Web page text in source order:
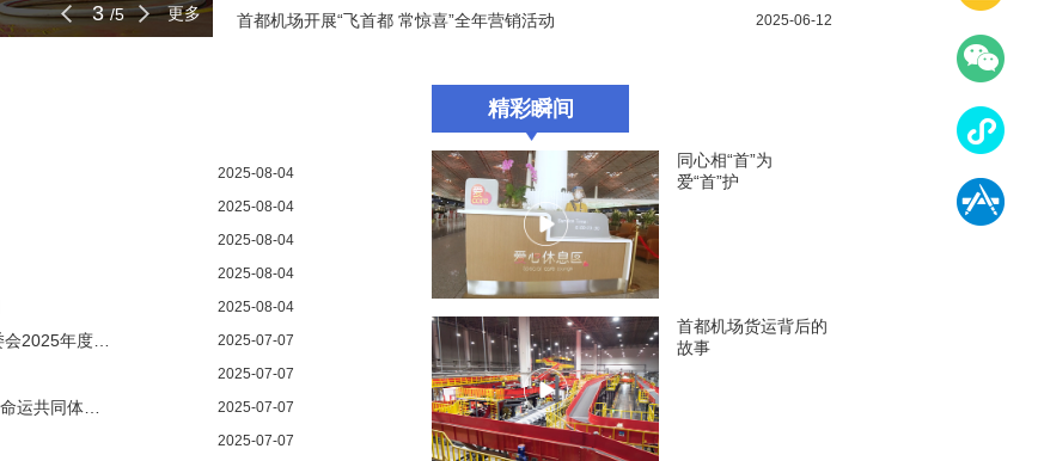
3 /5 更多 首都机场开展“飞首都 常惊喜”全年营销活动 2025-06-12
2025-08-04
2025-08-04
2025-08-04
2025-08-04
2025-08-04
2025-07-07
2025-07-07
2025-07-07
2025-07-07
精彩瞬间
同心相“首”为
爱“首”护
首都机场货运背后的
故事